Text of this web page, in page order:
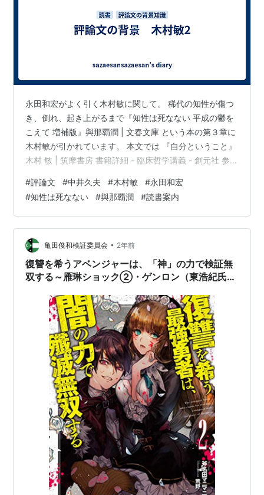
永田和宏がよく引く木村敏に関して。 稀代の知性が傷つ
き、倒れ、起き上がるまで『知性は死なない 平成の鬱を
こえて 増補版』與那覇潤 | 文春文庫 という本の第３章に
木村敏が引かれています。 本文では 『自分ということ』
木村 敏 | 筑摩書房 書籍詳細 - 臨床哲学講義 - 創元社 参考
書 生命と現実 / 木村 敏【著】/桧垣 立哉【聞き手】 - 紀
伊國屋書店ウェブストア｜オンライン書店｜本、雑誌の
通販、電子書籍ストア の新装版 （5/18追記 木村氏の
『異常の構造』（木村 敏）｜講談社 は 自明性の喪失 | 分
裂病の現象学 | みすず書房 の…
#評論文 #中井久夫 #木村敏 #永田和宏
#知性は死なない #與那覇潤 #読書案内
亀田俊和検証委員会 • 2年前
復讐を希うアベンジャーは、「神」の力で検証無
双する～雁琳ショック②・ゲンロン（東浩紀氏